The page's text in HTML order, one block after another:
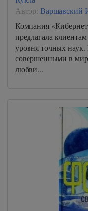
Автор: Варшавский
Компания
предлагала
уровня точных
совершенными в
любви...